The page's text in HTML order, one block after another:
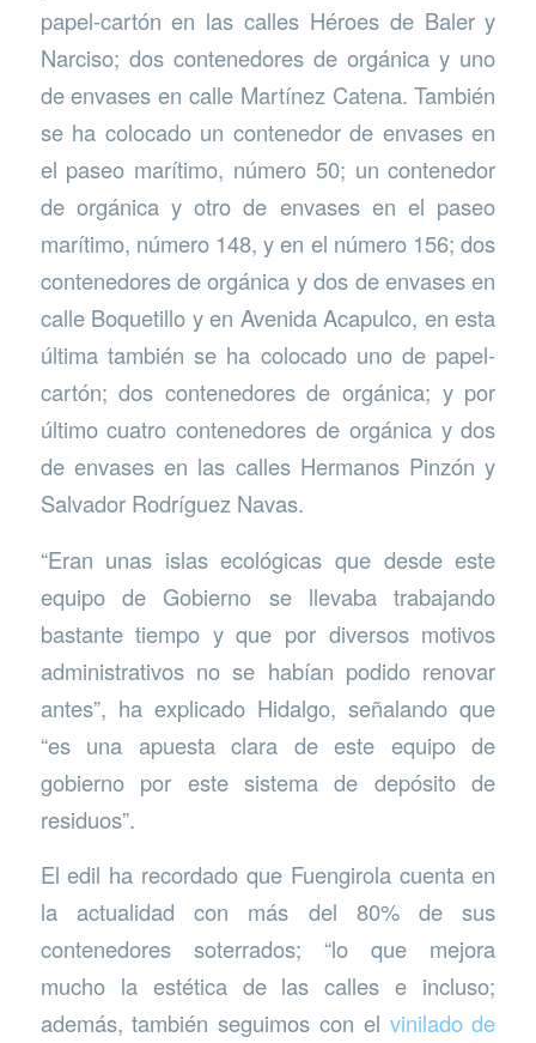
papel-cartón en las calles Héroes de Baler y
Narciso; dos contenedores de orgánica y uno
de envases en calle Martínez Catena. También
se ha colocado un contenedor de envases en
el paseo marítimo, número 50; un contenedor
de orgánica y otro de envases en el paseo
marítimo, número 148, y en el número 156; dos
contenedores de orgánica y dos de envases en
calle Boquetillo y en Avenida Acapulco, en esta
última también se ha colocado uno de papel-
cartón; dos contenedores de orgánica; y por
último cuatro contenedores de orgánica y dos
de envases en las calles Hermanos Pinzón y
Salvador Rodríguez Navas.
“Eran unas islas ecológicas que desde este
equipo de Gobierno se llevaba trabajando
bastante tiempo y que por diversos motivos
administrativos no se habían podido renovar
antes”, ha explicado Hidalgo, señalando que
“es una apuesta clara de este equipo de
gobierno por este sistema de depósito de
residuos”.
El edil ha recordado que Fuengirola cuenta en
la actualidad con más del 80% de sus
contenedores soterrados; “lo que mejora
mucho la estética de las calles e incluso;
además, también seguimos con el vinilado de